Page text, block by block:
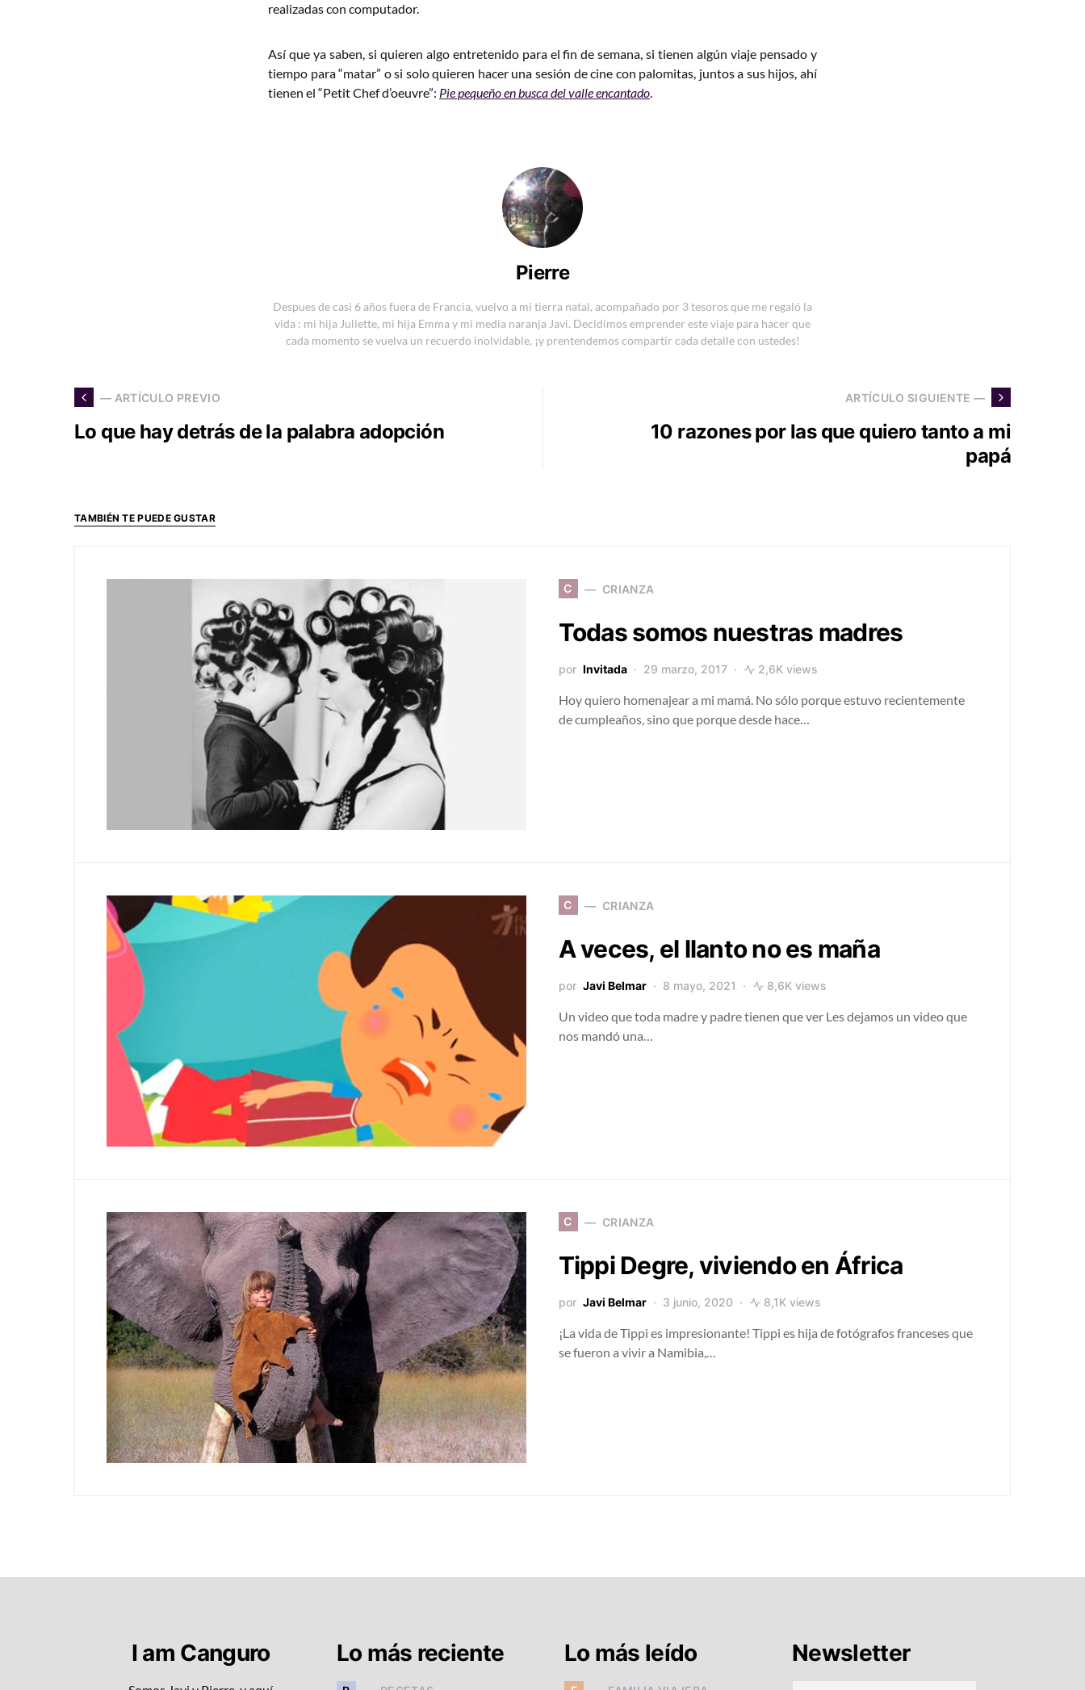
realizadas con computador.
Así que ya saben, si quieren algo entretenido para el fin de semana, si tienen algún viaje pensado y
tiempo para “matar” o si solo quieren hacer una sesión de cine con palomitas, juntos a sus hijos, ahí
tienen el “Petit Chef d’oeuvre”: Pie pequeño en busca del valle encantado.
Pierre
Despues de casi 6 años fuera de Francia, vuelvo a mi tierra natal, acompañado por 3 tesoros que me regaló la
vida : mi hija Juliette, mi hija Emma y mi media naranja Javi. Decidimos emprender este viaje para hacer que
cada momento se vuelva un recuerdo inolvidable, ¡y prentendemos compartir cada detalle con ustedes!
— ARTÍCULO PREVIO
Lo que hay detrás de la palabra adopción
ARTÍCULO SIGUIENTE —
10 razones por las que quiero tanto a mi
papá
TAMBIÉN TE PUEDE GUSTAR
C CRIANZA
Todas somos nuestras madres
por Invitada 29 marzo, 2017 2,6K views
Hoy quiero homenajear a mi mamá. No sólo porque estuvo recientemente
de cumpleaños, sino que porque desde hace…
C CRIANZA
A veces, el llanto no es maña
por Javi Belmar 8 mayo, 2021 8,6K views
Un video que toda madre y padre tienen que ver Les dejamos un video que
nos mandó una…
C CRIANZA
Tippi Degre, viviendo en África
por Javi Belmar 3 junio, 2020 8,1K views
¡La vida de Tippi es impresionante! Tippi es hija de fotógrafos franceses que
se fueron a vivir a Namibia,…
I am Canguro Lo más reciente Lo más leído Newsletter